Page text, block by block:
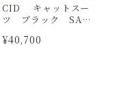
CID キャットスー
ツ ブラック SAR
¥40,700